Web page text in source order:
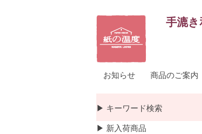
手漉
お知らせ 商品のご案内
▶ キーワード検索
▶ 新入荷商品